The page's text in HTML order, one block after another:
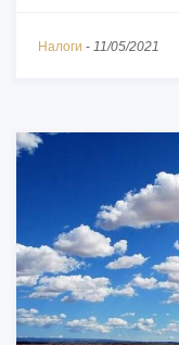
Налоги - 11/05/2021